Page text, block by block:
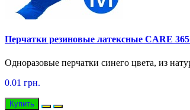
Перчатки резиновые латексные CARE
Одноразовые перчатки синего цвета, из
0.01 грн.
Купить